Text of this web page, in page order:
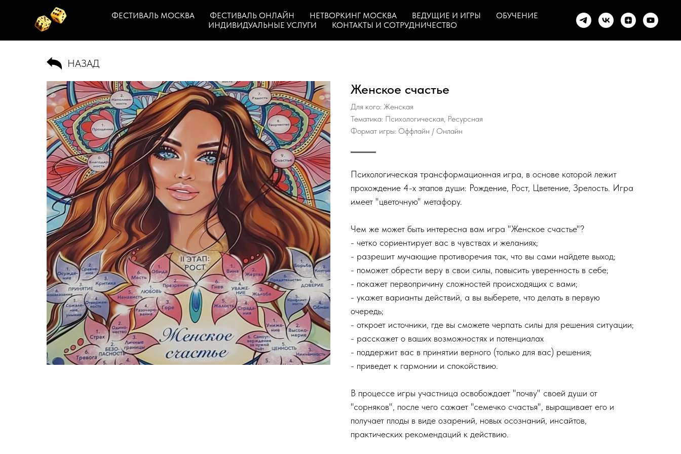
ФЕСТИВАЛЬ МОСКВА ФЕСТИВАЛЬ ОНЛАЙН НЕТВОРКИНГ МОСКВА ВЕДУЩИЕ И ИГРЫ
ОБУЧЕНИЕ
ИНДИВИДУАЛЬНЫЕ УСЛУГИ
КОНТАКТЫ И СОТРУДНИЧЕСТВО
НАЗАД
Женское счастье
Для кого: Женская
Тематика: Психологическая, Ресурсная
Формат игры: Оффлайн / Онлайн
Психологическая трансформационная игра, в основе которой лежит
прохождение 4-х этапов души: Рождение, Рост, Цветение, Зрелость. Игра
имеет "цветочную" метафору.
Чем же может быть интересна вам игра "Женское счастье"?
- четко сориентирует вас в чувствах и желаниях;
- разрешит мучающие противоречия так, что вы сами найдете выход;
- поможет обрести веру в свои силы, повысить уверенность в себе;
- покажет первопричину сложностей происходящих с вами;
- укажет варианты действий, а вы выберете, что делать в первую
очередь;
- откроет источники, где вы сможете черпать силы для решения ситуации;
- расскажет о ваших возможностях и потенциалах
- поддержит вас в принятии верного (только для вас) решения;
- приведет к гармонии и спокойствию.
В процессе игры участница освобождает "почву" своей души от
"сорняков", после чего сажает "семечко счастья", выращивает его и
получает плоды в виде озарений, новых осознаний, инсайтов,
практических рекомендаций к действию.